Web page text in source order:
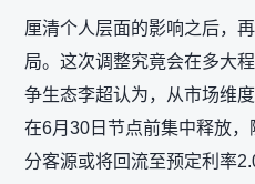
厘清个人层面的影响之后，
局。这次调整究竟会在多大
争生态李超认为，从市场维
在6月30日节点前集中释放
分客源或将回流至预定利率